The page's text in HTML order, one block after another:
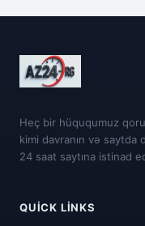
Heç bir hüququmuz
kimi davranın və saytda
24 saat saytına istinad
QUICK LINKS